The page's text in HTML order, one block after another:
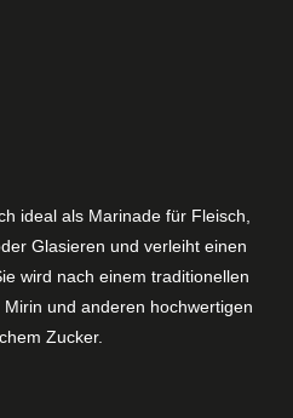
ideal als Marinade für Fleisch,
Glasieren und verleiht einen
wird nach einem traditionellen
und anderen hochwertigen
Zucker.